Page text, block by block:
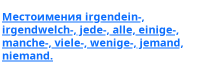
Местоимения irgendein-,
irgendwelch-, jede-, alle, einige-,
manche-, viele-, wenige-, jemand,
niemand.